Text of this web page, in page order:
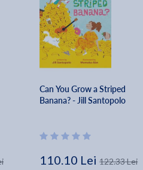
Can You Grow a Striped
Banana? - Jill Santopolo
110.10 Lei 122.33 Lei